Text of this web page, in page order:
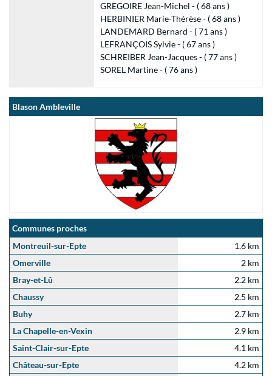
GREGOIRE Jean-Michel - ( 68 ans )
HERBINIER Marie-Thérèse - ( 68 ans )
LANDEMARD Bernard - ( 71 ans )
LEFRANÇOIS Sylvie - ( 67 ans )
SCHREIBER Jean-Jacques - ( 77 ans )
SOREL Martine - ( 76 ans )
Blason Ambleville
Communes proches
Montreuil-sur-Epte
1.6 km
Omerville
2 km
Bray-et-Lû
2.2 km
Chaussy
2.5 km
Buhy
2.7 km
La Chapelle-en-Vexin
2.9 km
Saint-Clair-sur-Epte
4.1 km
Château-sur-Epte
4.2 km